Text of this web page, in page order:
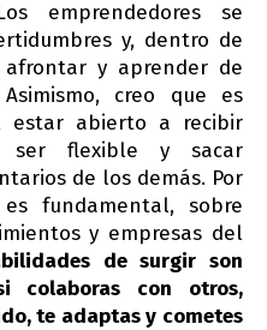
emprendedores se
y, dentro de
y aprender de
creo que es
estar abierto a recibir
flexible y sacar
de los demás. Por
fundamental, sobre
y empresas del
de surgir son
colaboras con otros,
te adaptas y cometes